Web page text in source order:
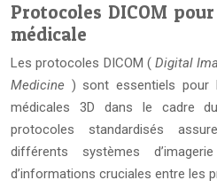
Protocoles DICOM
médicale
Les protocoles DICOM ( Digital
Medicine ) sont essentiels pour
médicales 3D dans le cadre
protocoles standardisés
différents systèmes
d’informations cruciales entre les